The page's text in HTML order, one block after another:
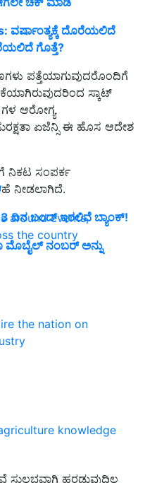
around events,
the country
the nation on
knowledge
ವರ್ಷಾಂತ್ಯಕ್ಕೆ ದೊರೆಯಲಿದೆ
ಗೊತ್ತೆ?
ಪತ್ತೆಯಾಗುವುದರೊಂದಿಗೆ
ಸ್ಕಾಟ್
ಗಳ ಆರೋಗ್ಯ
ಏಜೆನ್ಸಿ ಈ ಹೊಸ ಆದೇಶ
ನಿಕಟ ಸಂಪರ್ಕ
ನೀಡಲಾಗಿದೆ.
ದಿನ ಬಂದ್ ಇರಲಿವೆ ಬ್ಯಾಂಕ್!
ಮೊಬೈಲ್‌ ನಂಬರ್‌ ಅನ್ನು
ಸುಲಭವಾಗಿ ಹರಡುವುದಿಲ್ಲ